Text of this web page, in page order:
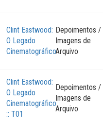
Clint Eastwood:
O Legado
Cinematográfico
Depoimentos /
Imagens de
Arquivo
Clint Eastwood:
O Legado
Cinematográfico
:: T01
Depoimentos /
Imagens de
Arquivo